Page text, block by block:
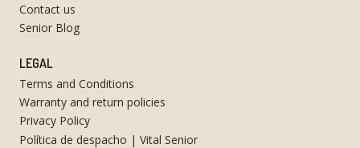
Contact us
Senior Blog
LEGAL
Terms and Conditions
Warranty and return policies
Privacy Policy
Política de despacho | Vital Senior